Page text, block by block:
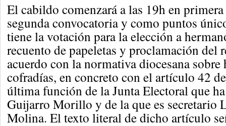
El cabildo comenzará a las 19h en
segunda convocatoria y como puntos
tiene la votación para la elección a
recuento de papeletas y proclamación del
acuerdo con la normativa diocesana sobre
cofradías, en concreto con el artículo 42
última función de la Junta Electoral que
Guijarro Morillo y de la que es secretario
Molina. El texto literal de dicho artículo